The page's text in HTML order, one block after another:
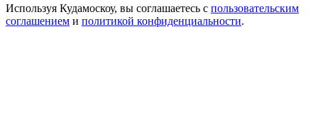
Используя Кудамоскоу, вы соглашаетесь с пользовательским
соглашением и политикой конфиденциальности.